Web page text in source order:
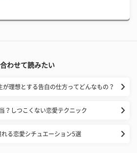
合わせて読みたい
が理想とする告白の仕方ってどんなもの？
？しつこくない恋愛テクニック
る恋愛シチュエーション5選